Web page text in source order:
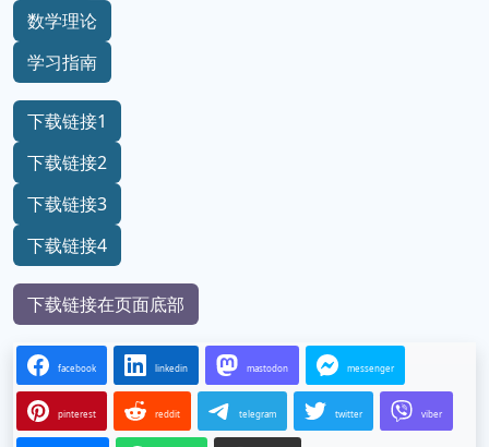
数学理论
学习指南
下载链接1
下载链接2
下载链接3
下载链接4
下载链接在页面底部
facebook linkedin mastodon messenger
pinterest reddit telegram twitter viber